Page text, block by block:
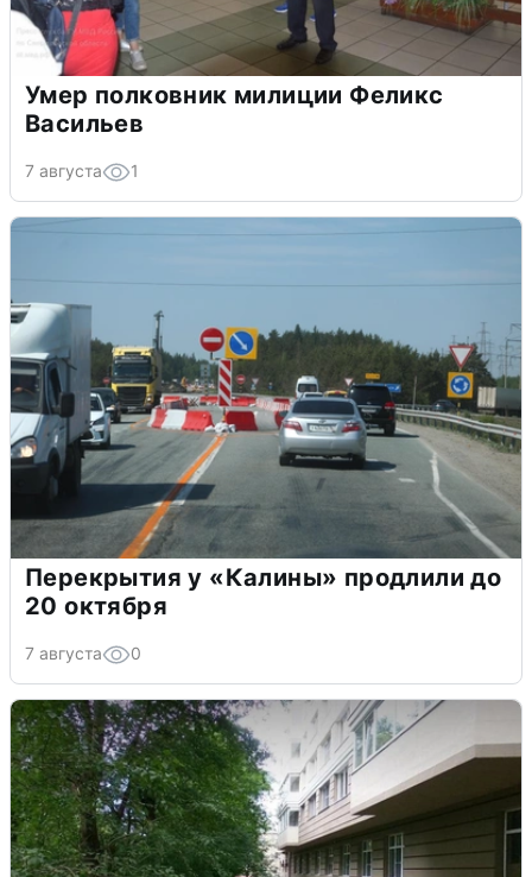
Умер полковник милиции Феликс
Васильев
7 августа 1
Перекрытия у «Калины» продлили до
20 октября
7 августа 0